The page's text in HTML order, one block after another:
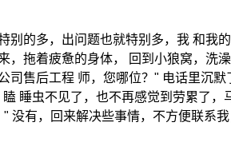
别的多，出问题也就特别多，我 和我
，拖着疲惫的身体， 回到小狼窝，洗
售后工程 师，您哪位？" 电话里沉默
睡虫不见了，也不再感觉到劳累了，
没有，回来解决些事情，不方便联系